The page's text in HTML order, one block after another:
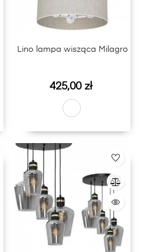
Lino lampa wisząca Milagro
Cena
425,00 zł